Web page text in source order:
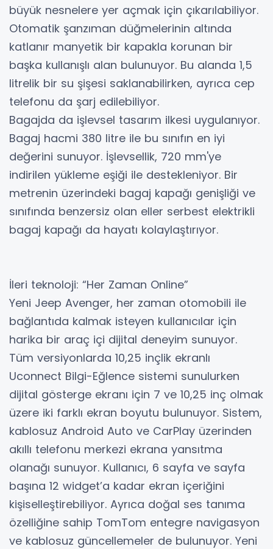
büyük nesnelere yer açmak için çıkarılabiliyor.
Otomatik şanzıman düğmelerinin altında
katlanır manyetik bir kapakla korunan bir
başka kullanışlı alan bulunuyor. Bu alanda 1,5
litrelik bir su şişesi saklanabilirken, ayrıca cep
telefonu da şarj edilebiliyor.
Bagajda da işlevsel tasarım ilkesi uygulanıyor.
Bagaj hacmi 380 litre ile bu sınıfın en iyi
değerini sunuyor. İşlevsellik, 720 mm'ye
indirilen yükleme eşiği ile destekleniyor. Bir
metrenin üzerindeki bagaj kapağı genişliği ve
sınıfında benzersiz olan eller serbest elektrikli
bagaj kapağı da hayatı kolaylaştırıyor.
İleri teknoloji: “Her Zaman Online”
Yeni Jeep Avenger, her zaman otomobili ile
bağlantıda kalmak isteyen kullanıcılar için
harika bir araç içi dijital deneyim sunuyor.
Tüm versiyonlarda 10,25 inçlik ekranlı
Uconnect Bilgi-Eğlence sistemi sunulurken
dijital gösterge ekranı için 7 ve 10,25 inç olmak
üzere iki farklı ekran boyutu bulunuyor. Sistem,
kablosuz Android Auto ve CarPlay üzerinden
akıllı telefonu merkezi ekrana yansıtma
olanağı sunuyor. Kullanıcı, 6 sayfa ve sayfa
başına 12 widget’a kadar ekran içeriğini
kişiselleştirebiliyor. Ayrıca doğal ses tanıma
özelliğine sahip TomTom entegre navigasyon
ve kablosuz güncellemeler de bulunuyor. Yeni